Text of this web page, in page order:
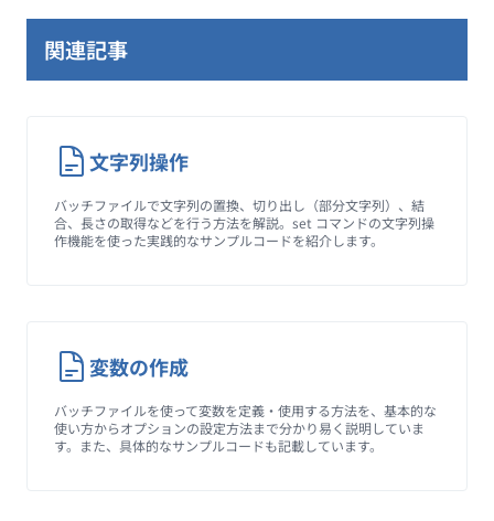
関連記事
文字列操作
バッチファイルで文字列の置換、切り出し（部分文字列）、結
合、長さの取得などを行う方法を解説。set コマンドの文字列操
作機能を使った実践的なサンプルコードを紹介します。
変数の作成
バッチファイルを使って変数を定義・使用する方法を、基本的な
使い方からオプションの設定方法まで分かり易く説明していま
す。また、具体的なサンプルコードも記載しています。